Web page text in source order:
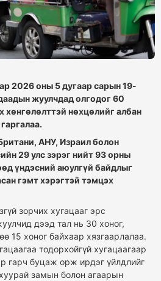
2026 оны 5 дугаар сарын 19-
жуулчдад олгодог 60
хөнгөлөлттэй нөхцөлийг албан
АНУ, Израил болон
29 улс зэрэг нийт 93 орны
үндэсний аюулгүй байдлыг
гэмт хэрэгтэй тэмцэх
зорчих хугацааг эрс
дээд тал нь 30 хоног,
15 хоног байхаар хязгаарлалаа.
тодорхойгүй хугацаагаар
гарч буцаж орж ирдэг үйлдлийг
замын болон агаарын